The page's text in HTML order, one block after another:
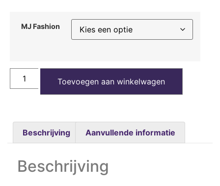
MJ Fashion
Toevoegen aan winkelwagen
Beschrijving Aanvullende informatie
Beschrijving